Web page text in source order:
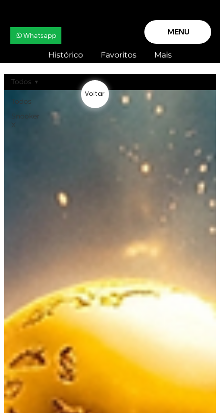
MENU
Whatsapp
Histórico Favoritos Mais
Todos
Snooker
X
Todos
Voltar